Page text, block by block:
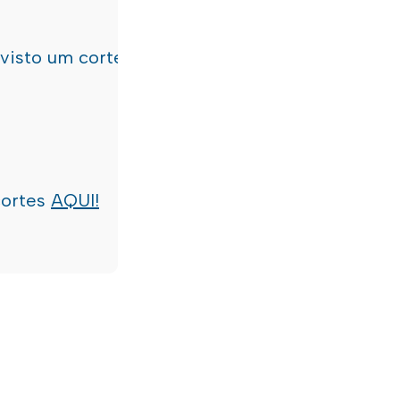
um corte de água
AQUI!